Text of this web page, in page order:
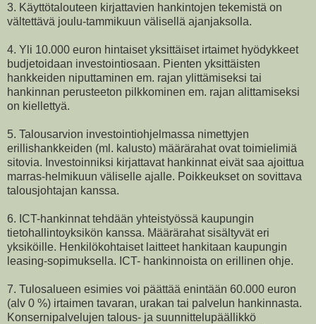
3. Käyttötalouteen kirjattavien hankintojen tekemistä on
vältettävä joulu-tammikuun välisellä ajanjaksolla.
4. Yli 10.000 euron hintaiset yksittäiset irtaimet hyödykkeet
budjetoidaan investointiosaan. Pienten yksittäisten
hankkeiden niputtaminen em. rajan ylittämiseksi tai
hankinnan perusteeton pilkkominen em. rajan alittamiseksi
on kiellettyä.
5. Talousarvion investointiohjelmassa nimettyjen
erillishankkeiden (ml. kalusto) määrärahat ovat toimielimiä
sitovia. Investoinniksi kirjattavat hankinnat eivät saa ajoittua
marras-helmikuun väliselle ajalle. Poikkeukset on sovittava
talousjohtajan kanssa.
6. ICT-hankinnat tehdään yhteistyössä kaupungin
tietohallintoyksikön kanssa. Määrärahat sisältyvät eri
yksiköille. Henkilökohtaiset laitteet hankitaan kaupungin
leasing-sopimuksella. ICT- hankinnoista on erillinen ohje.
7. Tulosalueen esimies voi päättää enintään 60.000 euron
(alv 0 %) irtaimen tavaran, urakan tai palvelun hankinnasta.
Konsernipalvelujen talous- ja suunnittelupäällikkö